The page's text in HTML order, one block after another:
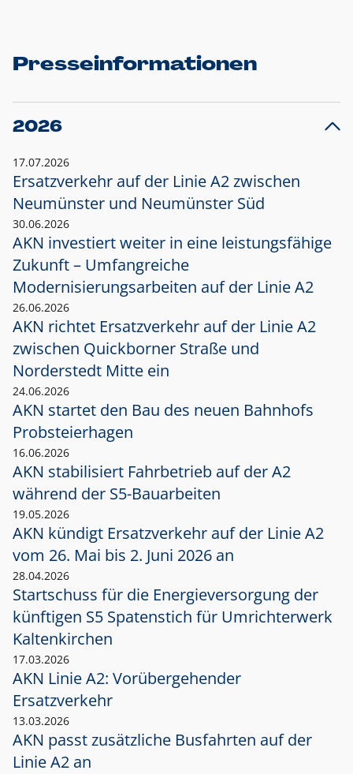
Presseinformationen
2026
17.07.2026
Ersatzverkehr auf der Linie A2 zwischen
Neumünster und Neumünster Süd
30.06.2026
AKN investiert weiter in eine leistungsfähige
Zukunft – Umfangreiche
Modernisierungsarbeiten auf der Linie A2
26.06.2026
AKN richtet Ersatzverkehr auf der Linie A2
zwischen Quickborner Straße und
Norderstedt Mitte ein
24.06.2026
AKN startet den Bau des neuen Bahnhofs
Probsteierhagen
16.06.2026
AKN stabilisiert Fahrbetrieb auf der A2
während der S5-Bauarbeiten
19.05.2026
AKN kündigt Ersatzverkehr auf der Linie A2
vom 26. Mai bis 2. Juni 2026 an
28.04.2026
Startschuss für die Energieversorgung der
künftigen S5 Spatenstich für Umrichterwerk
Kaltenkirchen
17.03.2026
AKN Linie A2: Vorübergehender
Ersatzverkehr
13.03.2026
AKN passt zusätzliche Busfahrten auf der
Linie A2 an